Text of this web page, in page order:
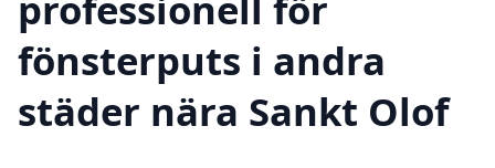
fönsterputs i andra
städer nära Sankt Olof